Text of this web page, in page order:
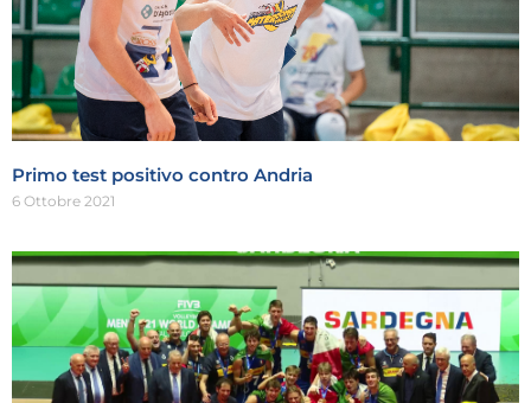
Primo test positivo contro Andria
6 Ottobre 2021